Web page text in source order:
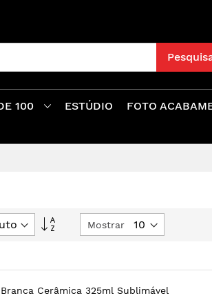
100 ESTÚDIO FOTO
Ordem
Mostrar
Cerâmica 325ml Sublimável